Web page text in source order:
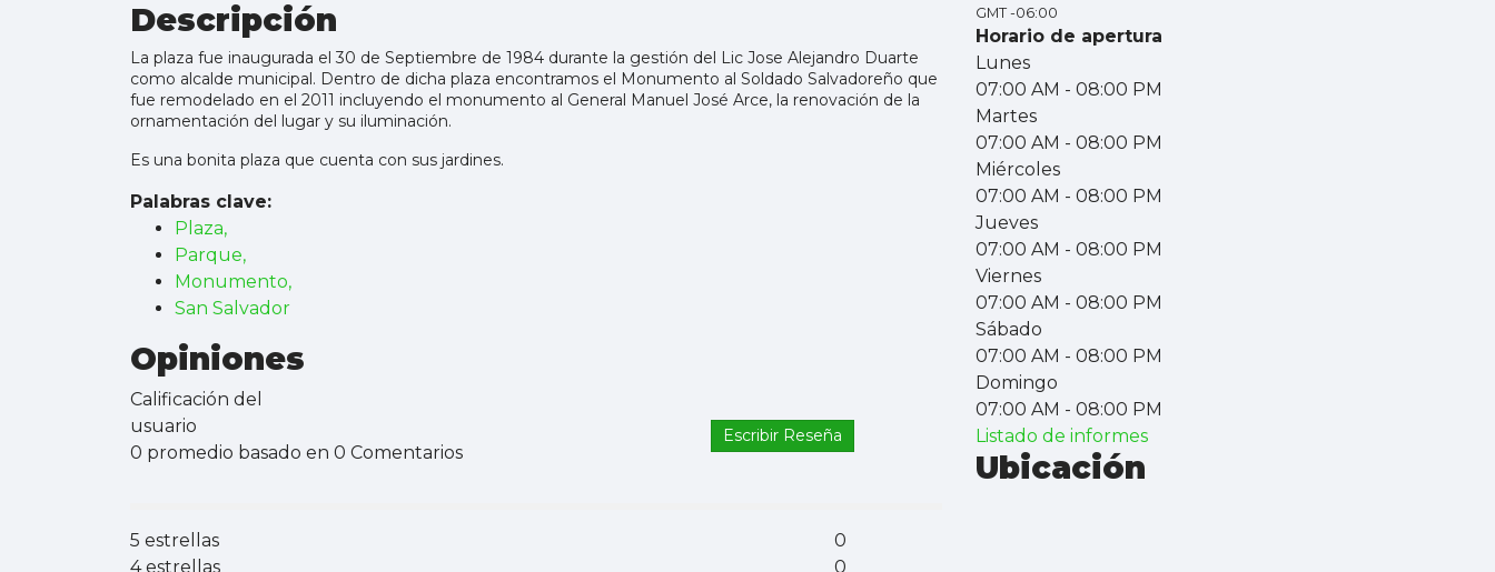
Descripción
La plaza fue inaugurada el 30 de Septiembre de 1984 durante la gestión del Lic Jose Alejandro Duarte
como alcalde municipal. Dentro de dicha plaza encontramos el Monumento al Soldado Salvadoreño que
fue remodelado en el 2011 incluyendo el monumento al General Manuel José Arce, la renovación de la
ornamentación del lugar y su iluminación.
Es una bonita plaza que cuenta con sus jardines.
Palabras clave:
Plaza,
Parque,
Monumento,
San Salvador
Opiniones
Calificación del
usuario
0 promedio basado en 0 Comentarios
Escribir Reseña
5 estrellas
0
4 estrellas
0
GMT -06:00
Horario de apertura
Lunes
07:00 AM - 08:00 PM
Martes
07:00 AM - 08:00 PM
Miércoles
07:00 AM - 08:00 PM
Jueves
07:00 AM - 08:00 PM
Viernes
07:00 AM - 08:00 PM
Sábado
07:00 AM - 08:00 PM
Domingo
07:00 AM - 08:00 PM
Listado de informes
Ubicación